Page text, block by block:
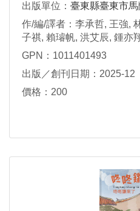
出版單位： 臺東縣臺東市
作/編/譯者：李承哲, 王強,
子祺, 賴璿帆, 洪艾辰, 鍾亦
佳玲, 馬語謙 , 陳曉蕾, 呂晴
晴茹, 蔡芮瑄, 陳亭安繪圖
GPN：1011401493
出版／創刊日期：2025-12
價格：200